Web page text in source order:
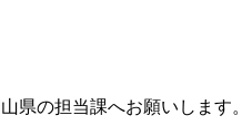
県の担当課へお願いします。